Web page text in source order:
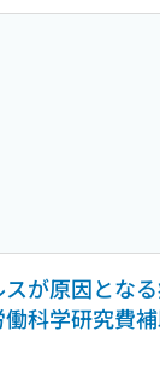
が原因とな
科学研究費